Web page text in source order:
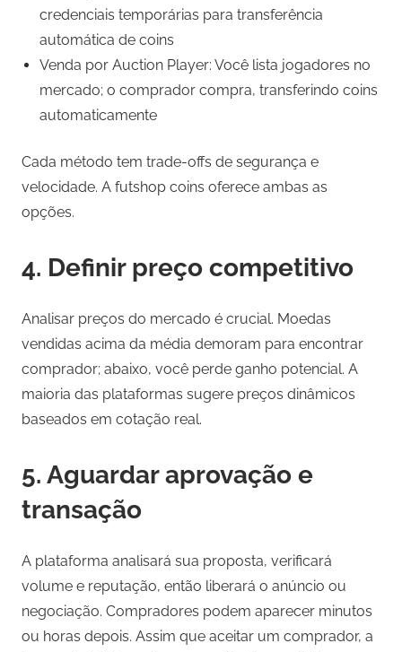
credenciais temporárias para transferência
automática de coins
Venda por Auction Player: Você lista jogadores no
mercado; o comprador compra, transferindo coins
automaticamente
Cada método tem trade-offs de segurança e
velocidade. A futshop coins oferece ambas as
opções.
4. Definir preço competitivo
Analisar preços do mercado é crucial. Moedas
vendidas acima da média demoram para encontrar
comprador; abaixo, você perde ganho potencial. A
maioria das plataformas sugere preços dinâmicos
baseados em cotação real.
5. Aguardar aprovação e
transação
A plataforma analisará sua proposta, verificará
volume e reputação, então liberará o anúncio ou
negociação. Compradores podem aparecer minutos
ou horas depois. Assim que aceitar um comprador, a